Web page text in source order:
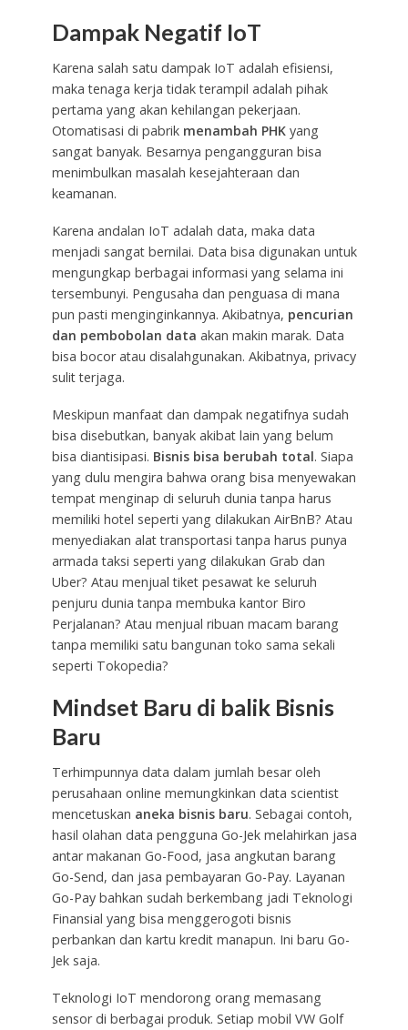
Dampak Negatif IoT
Karena salah satu dampak IoT adalah efisiensi,
maka tenaga kerja tidak terampil adalah pihak
pertama yang akan kehilangan pekerjaan.
Otomatisasi di pabrik menambah PHK yang
sangat banyak. Besarnya pengangguran bisa
menimbulkan masalah kesejahteraan dan
keamanan.
Karena andalan IoT adalah data, maka data
menjadi sangat bernilai. Data bisa digunakan untuk
mengungkap berbagai informasi yang selama ini
tersembunyi. Pengusaha dan penguasa di mana
pun pasti menginginkannya. Akibatnya, pencurian
dan pembobolan data akan makin marak. Data
bisa bocor atau disalahgunakan. Akibatnya, privacy
sulit terjaga.
Meskipun manfaat dan dampak negatifnya sudah
bisa disebutkan, banyak akibat lain yang belum
bisa diantisipasi. Bisnis bisa berubah total. Siapa
yang dulu mengira bahwa orang bisa menyewakan
tempat menginap di seluruh dunia tanpa harus
memiliki hotel seperti yang dilakukan AirBnB? Atau
menyediakan alat transportasi tanpa harus punya
armada taksi seperti yang dilakukan Grab dan
Uber? Atau menjual tiket pesawat ke seluruh
penjuru dunia tanpa membuka kantor Biro
Perjalanan? Atau menjual ribuan macam barang
tanpa memiliki satu bangunan toko sama sekali
seperti Tokopedia?
Mindset Baru di balik Bisnis
Baru
Terhimpunnya data dalam jumlah besar oleh
perusahaan online memungkinkan data scientist
mencetuskan aneka bisnis baru. Sebagai contoh,
hasil olahan data pengguna Go-Jek melahirkan jasa
antar makanan Go-Food, jasa angkutan barang
Go-Send, dan jasa pembayaran Go-Pay. Layanan
Go-Pay bahkan sudah berkembang jadi Teknologi
Finansial yang bisa menggerogoti bisnis
perbankan dan kartu kredit manapun. Ini baru Go-
Jek saja.
Teknologi IoT mendorong orang memasang
sensor di berbagai produk. Setiap mobil VW Golf